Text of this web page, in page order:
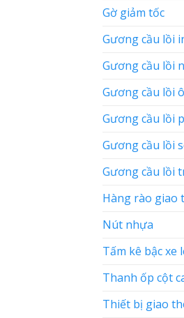
Gờ giảm tốc
Gương cầu lồi
Gương cầu lồi
Gương cầu lồi
Gương cầu lồi
Gương cầu lồi
Gương cầu lồi
Hàng rào giao
Nút nhựa
Tấm kê bậc xe
Thanh ốp cột
Thiết bị giao